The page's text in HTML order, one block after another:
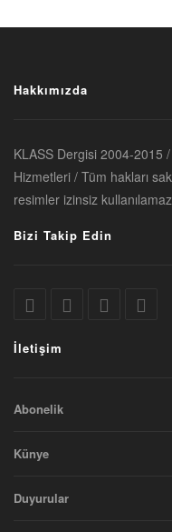
Hakkımızda
KLASS Dergisi 2004-2015
Hizmetleri / Tüm hakları
resimler izinsiz
Bizi Takip Edin
İletişim
Abonelik
Künye
Duyurular